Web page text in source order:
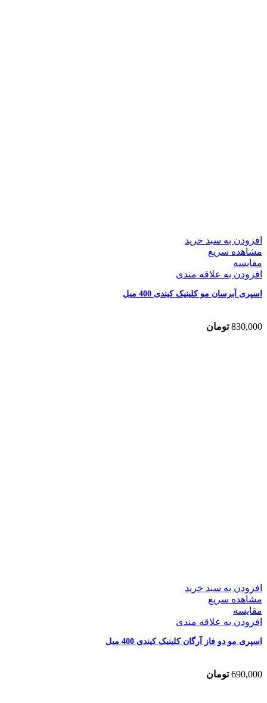
افزودن به سبد خرید
مشاهده سریع
مقایسه
افزودن به علاقه مندی
اسپری آبرسان مو کلینیک کیندی 400 میل
830,000 تومان
افزودن به سبد خرید
مشاهده سریع
مقایسه
افزودن به علاقه مندی
اسپری مو دو فاز آرگان کلینیک کیندی 400 میل
690,000 تومان